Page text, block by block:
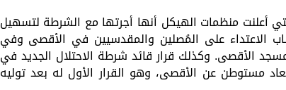
أعلنت منظمات الهيكل أنها أجرتها مع الشرطة لتسهيل
على حساب الاعتداء على المُصلين والمقدسيين في الأقصى وفي
من داخل المسجد الأقصى. وكذلك قرار قائد شرطة الاحتلال الجديد في
مستوطن عن الأقصى، وهو القرار الأول له بعد توليه